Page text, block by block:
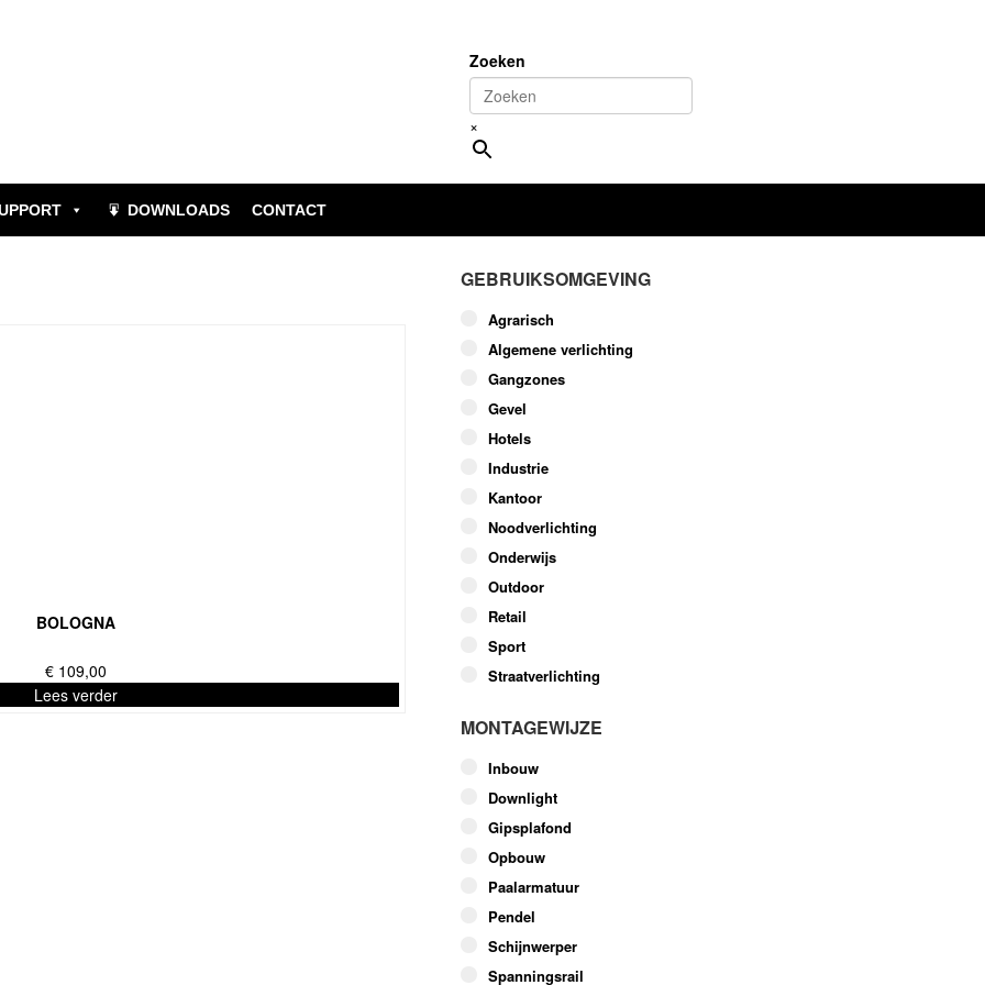
Zoeken
×
DOWNLOADS CONTACT
BOLOGNA
€ 109,00
Lees verder
GEBRUIKSOMGEVING
Agrarisch
Algemene verlichting
Gangzones
Gevel
Hotels
Industrie
Kantoor
Noodverlichting
Onderwijs
Outdoor
Retail
Sport
Straatverlichting
MONTAGEWIJZE
Inbouw
Downlight
Gipsplafond
Opbouw
Paalarmatuur
Pendel
Schijnwerper
Spanningsrail